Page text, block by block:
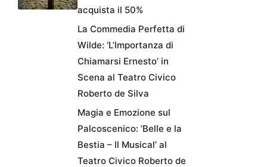
acquista il 50%
La Commedia Perfetta di
Wilde: ‘L’Importanza di
Chiamarsi Ernesto’ in
Scena al Teatro Civico
Roberto de Silva
Magia e Emozione sul
Palcoscenico: ‘Belle e la
Bestia – Il Musical’ al
Teatro Civico Roberto de